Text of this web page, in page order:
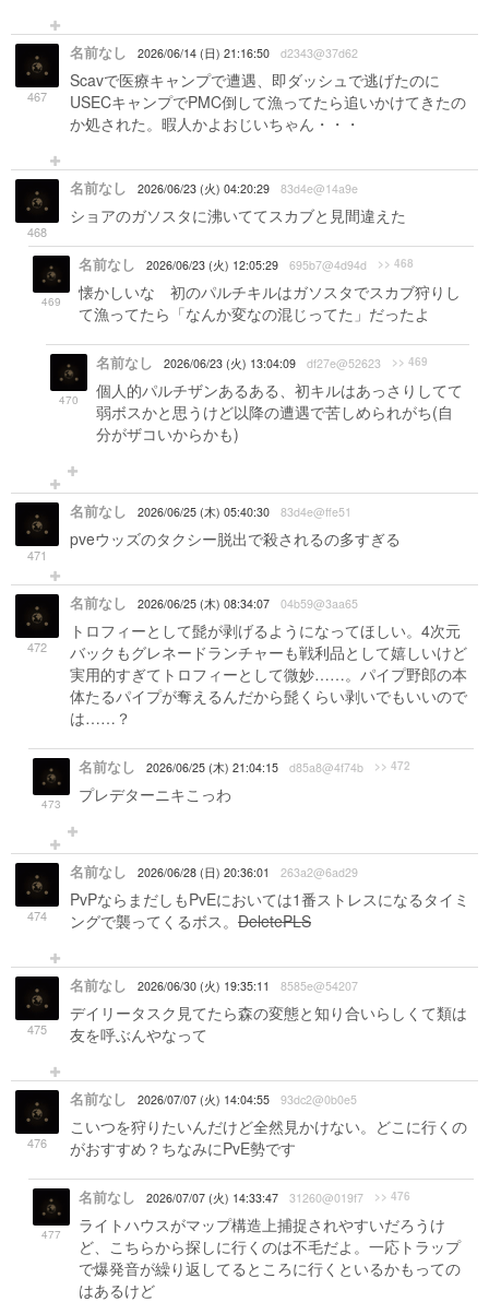
467
名前なし 2026/06/14 (日) 21:16:50 d2343@37d62
Scavで医療キャンプで遭遇、即ダッシュで逃げたのに
USECキャンプでPMC倒して漁ってたら追いかけてきたの
か処された。暇人かよおじいちゃん・・・
468
名前なし 2026/06/23 (火) 04:20:29 83d4e@14a9e
ショアのガソスタに沸いててスカブと見間違えた
469
名前なし 2026/06/23 (火) 12:05:29 695b7@4d94d >> 468
懐かしいな 初のパルチキルはガソスタでスカブ狩りし
て漁ってたら「なんか変なの混じってた」だったよ
470
名前なし 2026/06/23 (火) 13:04:09 df27e@52623 >> 469
個人的パルチザンあるある、初キルはあっさりしてて
弱ボスかと思うけど以降の遭遇で苦しめられがち(自
分がザコいからかも)
471
名前なし 2026/06/25 (木) 05:40:30 83d4e@ffe51
pveウッズのタクシー脱出で殺されるの多すぎる
472
名前なし 2026/06/25 (木) 08:34:07 04b59@3aa65
トロフィーとして髭が剥げるようになってほしい。4次元
バックもグレネードランチャーも戦利品として嬉しいけど
実用的すぎてトロフィーとして微妙……。パイプ野郎の本
体たるパイプが奪えるんだから髭くらい剥いでもいいので
は……？
473
名前なし 2026/06/25 (木) 21:04:15 d85a8@4f74b >> 472
プレデターニキこっわ
474
名前なし 2026/06/28 (日) 20:36:01 263a2@6ad29
PvPならまだしもPvEにおいては1番ストレスになるタイミ
ングで襲ってくるボス。 DeletePLS
475
名前なし 2026/06/30 (火) 19:35:11 8585e@54207
デイリータスク見てたら森の変態と知り合いらしくて類は
友を呼ぶんやなって
476
名前なし 2026/07/07 (火) 14:04:55 93dc2@0b0e5
こいつを狩りたいんだけど全然見かけない。どこに行くの
がおすすめ？ちなみにPvE勢です
477
名前なし 2026/07/07 (火) 14:33:47 31260@019f7 >> 476
ライトハウスがマップ構造上捕捉されやすいだろうけ
ど、こちらから探しに行くのは不毛だよ。一応トラップ
で爆発音が繰り返してるところに行くといるかもっての
はあるけど